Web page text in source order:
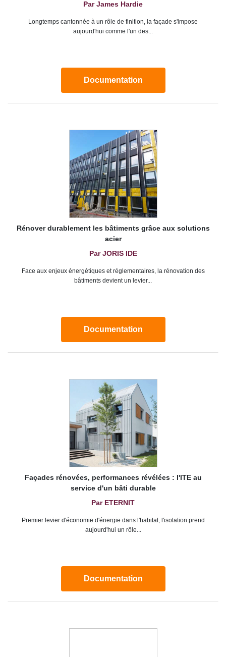
Par James Hardie
Longtemps cantonnée à un rôle de finition, la façade s'impose
aujourd'hui comme l'un des...
Documentation
Rénover durablement les bâtiments grâce aux solutions
acier
Par JORIS IDE
Face aux enjeux énergétiques et réglementaires, la rénovation des
bâtiments devient un levier...
Documentation
Façades rénovées, performances révélées : l'ITE au
service d'un bâti durable
Par ETERNIT
Premier levier d'économie d'énergie dans l'habitat, l'isolation prend
aujourd'hui un rôle...
Documentation